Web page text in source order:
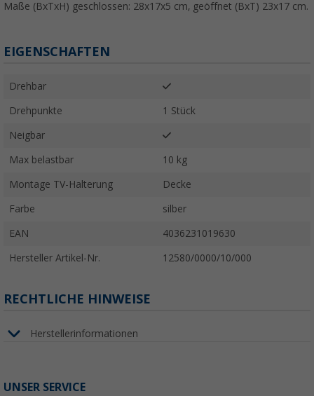
Maße (BxTxH) geschlossen: 28x17x5 cm, geöffnet (BxT) 23x17 cm.
EIGENSCHAFTEN
Drehbar
Drehpunkte 1 Stück
Neigbar
Max belastbar 10 kg
Montage TV-Halterung Decke
Farbe silber
EAN 4036231019630
Hersteller Artikel-Nr. 12580/0000/10/000
RECHTLICHE HINWEISE
Herstellerinformationen
UNSER SERVICE